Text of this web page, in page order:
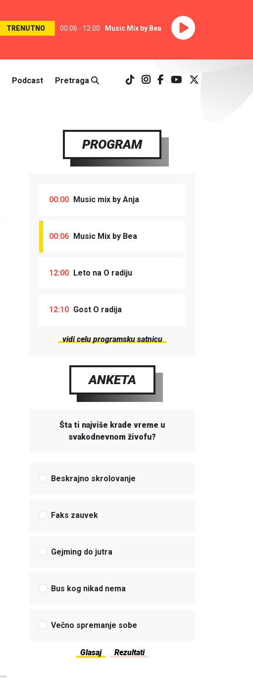
TRENUTNO 00:06 - 12:00 Music Mix by Bea
Podcast Pretraga
PROGRAM
00:00 Music mix by Anja
00:06 Music Mix by Bea
12:00 Leto na O radiju
12:10 Gost O radija
vidi celu programsku satnicu
ANKETA
Šta ti najviše krade vreme u
svakodnevnom živofu?
Beskrajno skrolovanje
Faks zauvek
Gejming do jutra
Bus kog nikad nema
Večno spremanje sobe